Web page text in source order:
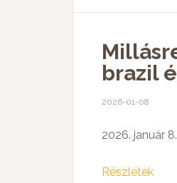
brazil
2026-01-08
2026. január
Részletek